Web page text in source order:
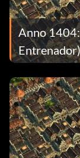
Anno
Entrenador)